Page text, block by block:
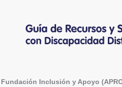
Fundación Inclusión y Apoyo